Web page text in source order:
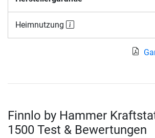
Heimnutzung
Finnlo by Hammer
1500 Test & Bewertungen